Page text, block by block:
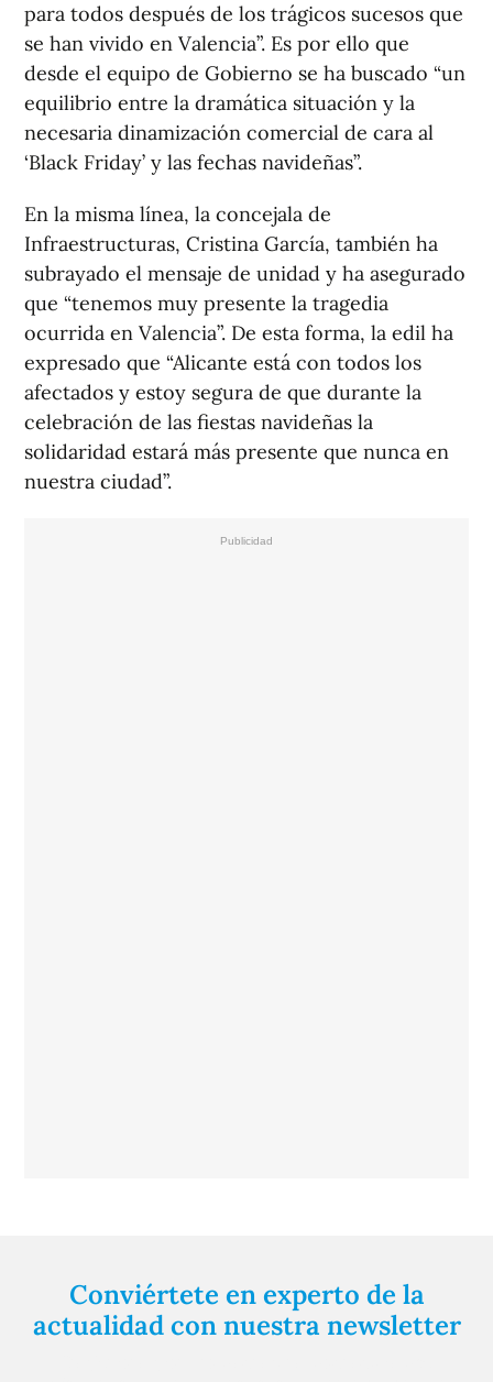
para todos después de los trágicos sucesos que
se han vivido en Valencia”. Es por ello que
desde el equipo de Gobierno se ha buscado “un
equilibrio entre la dramática situación y la
necesaria dinamización comercial de cara al
‘Black Friday’ y las fechas navideñas”.
En la misma línea, la concejala de
Infraestructuras, Cristina García, también ha
subrayado el mensaje de unidad y ha asegurado
que “tenemos muy presente la tragedia
ocurrida en Valencia”. De esta forma, la edil ha
expresado que “Alicante está con todos los
afectados y estoy segura de que durante la
celebración de las fiestas navideñas la
solidaridad estará más presente que nunca en
nuestra ciudad”.
Conviértete en experto de la
actualidad con nuestra newsletter